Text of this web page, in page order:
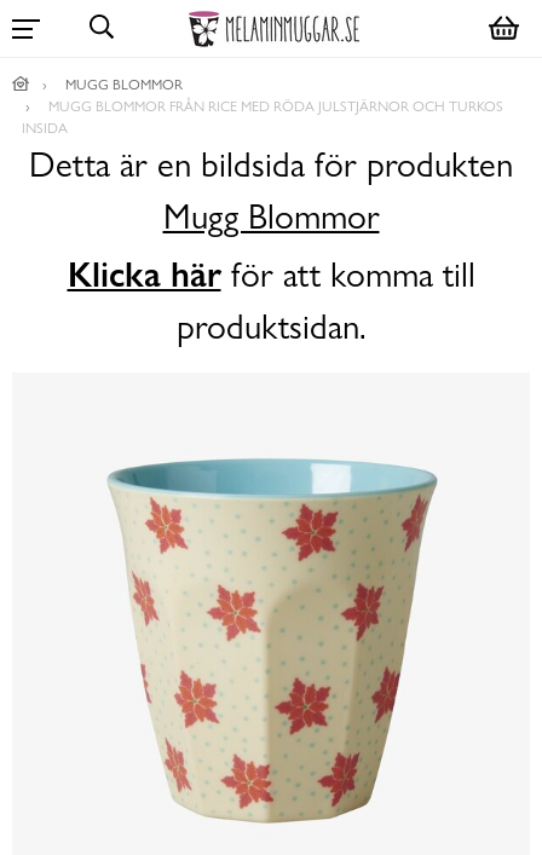
MUGG BLOMMOR
MUGG BLOMMOR FRÅN RICE MED RÖDA JULSTJÄRNOR OCH TURKOS
INSIDA
Detta är en bildsida för produkten
Mugg Blommor
Klicka härför att komma till
produktsidan.